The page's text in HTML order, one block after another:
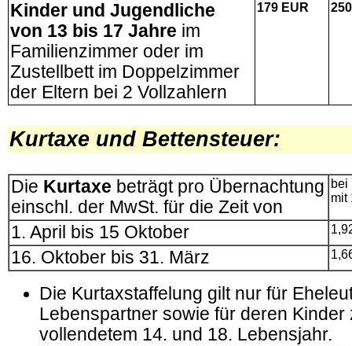
Kinder und Jugendliche
von 13 bis 17 Jahre im
Familienzimmer oder im
Zustellbett im Doppelzimmer
der Eltern bei 2 Vollzahlern
179 EUR
Kurtaxe und Bettensteuer:
Die Kurtaxe beträgt pro Übernachtung
einschl. der MwSt. für die Zeit von
bei
mit
1. April bis 15 Oktober
16. Oktober bis 31. März
Die Kurtaxstaffelung gilt nur für
Lebenspartner sowie für deren Kinder
vollendetem 14. und 18. Lebensjahr.